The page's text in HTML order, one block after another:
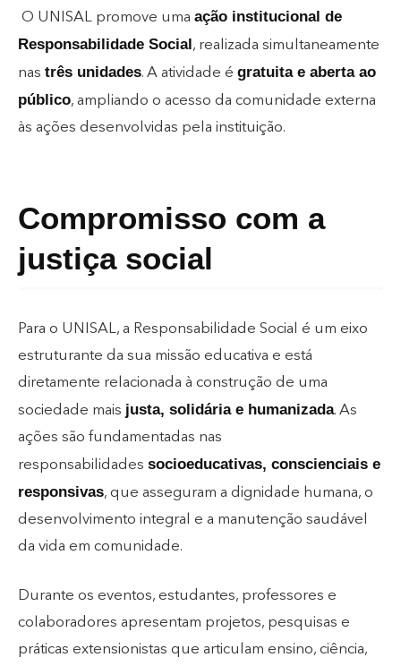
O UNISAL promove uma ação institucional de
Responsabilidade Social, realizada simultaneamente
nas três unidades. A atividade é gratuita e aberta ao
público, ampliando o acesso da comunidade externa
às ações desenvolvidas pela instituição.
Compromisso com a
justiça social
Para o UNISAL, a Responsabilidade Social é um eixo
estruturante da sua missão educativa e está
diretamente relacionada à construção de uma
sociedade mais justa, solidária e humanizada. As
ações são fundamentadas nas
responsabilidades socioeducativas, conscienciais e
responsivas, que asseguram a dignidade humana, o
desenvolvimento integral e a manutenção saudável
da vida em comunidade.
Durante os eventos, estudantes, professores e
colaboradores apresentam projetos, pesquisas e
práticas extensionistas que articulam ensino, ciência,